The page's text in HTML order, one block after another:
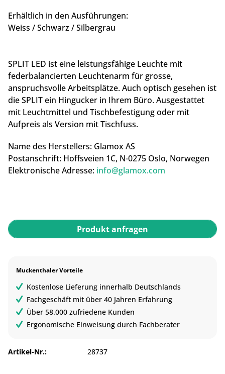
Erhältlich in den Ausführungen:
Weiss / Schwarz / Silbergrau
SPLIT LED ist eine leistungsfähige Leuchte mit
federbalancierten Leuchtenarm für grosse,
anspruchsvolle Arbeitsplätze. Auch optisch gesehen ist
die SPLIT ein Hingucker in Ihrem Büro. Ausgestattet
mit Leuchtmittel und Tischbefestigung oder mit
Aufpreis als Version mit Tischfuss.
Name des Herstellers: Glamox AS
Postanschrift: Hoffsveien 1C, N-0275 Oslo, Norwegen
Elektronische Adresse: info@glamox.com
Produkt anfragen
Muckenthaler Vorteile
Kostenlose Lieferung innerhalb Deutschlands
Fachgeschäft mit über 40 Jahren Erfahrung
Über 58.000 zufriedene Kunden
Ergonomische Einweisung durch Fachberater
Artikel-Nr.: 28737